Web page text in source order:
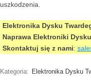
uszkodzenia.
Elektronika Dysku
Naprawa Elektroniki
Skontaktuj się z nami:
Kategoria: Elektronika Dysku